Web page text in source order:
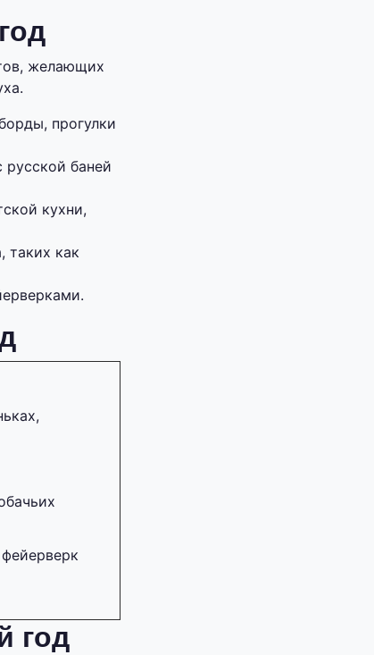
желающих
прогулки
баней
кухни,
таких как
год